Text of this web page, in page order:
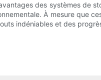
des systèmes de
À mesure que
indéniables et des